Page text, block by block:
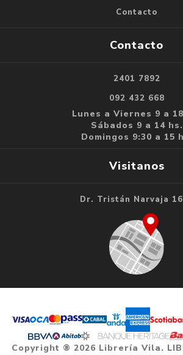
Contacto
Contacto
2401 7892
092 432 668
Lunes a Viernes 9 a
Sábados 9 a 14 hs.
Domingos 9:30 a 15
Visitanos
Dr. Tristán Narvaja
Copyright ® 2026 Librería Vila.